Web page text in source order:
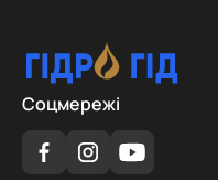
Соцмережі